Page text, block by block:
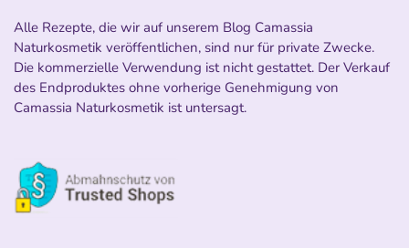
Alle Rezepte, die wir auf unserem Blog Camassia
Naturkosmetik veröffentlichen, sind nur für private Zwecke.
Die kommerzielle Verwendung ist nicht gestattet. Der Verkauf
des Endproduktes ohne vorherige Genehmigung von
Camassia Naturkosmetik ist untersagt.